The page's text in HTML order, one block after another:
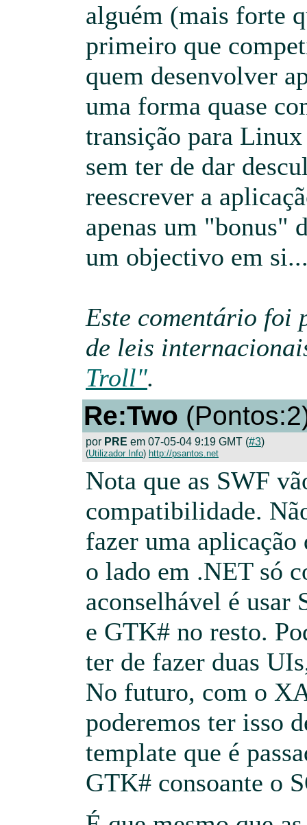
alguém (mais forte
primeiro que
quem desenvolver
uma forma quase
transição para
sem ter de dar
reescrever a
apenas um "bonus"
um objectivo em
Este comentário foi
de leis
Troll".
Re:Two
por PRE em 07-05-04 9:19 GMT (#3)
(Utilizador Info) http://psantos.net
Nota que as SWF
compatibilidade.
fazer uma
o lado em .NET só
aconselhável é usar
e GTK# no resto.
ter de fazer duas
No futuro, com o
poderemos ter isso
template que é
GTK# consoante o